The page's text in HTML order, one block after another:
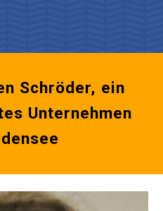
Schröder, ein
Unternehmen